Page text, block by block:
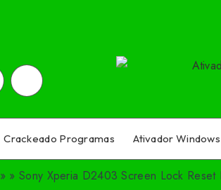
Crackeado Programas Ativador Windows
» »Sony Xperia D2403 Screen Lock